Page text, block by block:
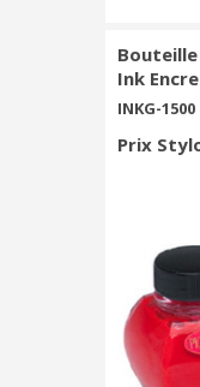
Ink
INKG-
Prix